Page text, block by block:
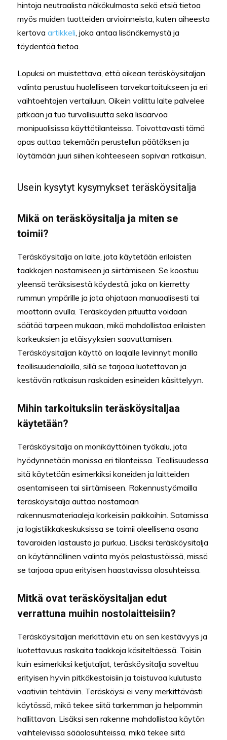
hintoja neutraalista näkökulmasta sekä etsiä tietoa
myös muiden tuotteiden arvioinneista, kuten aiheesta
kertova artikkeli , joka antaa lisänäkemystä ja
täydentää tietoa.
Lopuksi on muistettava, että oikean teräsköysitaljan
valinta perustuu huolelliseen tarvekartoitukseen ja eri
vaihtoehtojen vertailuun. Oikein valittu laite palvelee
pitkään ja tuo turvallisuutta sekä lisäarvoa
monipuolisissa käyttötilanteissa. Toivottavasti tämä
opas auttaa tekemään perustellun päätöksen ja
löytämään juuri siihen kohteeseen sopivan ratkaisun.
Usein kysytyt kysymykset teräsköysitalja
Mikä on teräsköysitalja ja miten se
toimii?
Teräsköysitalja on laite, jota käytetään erilaisten
taakkojen nostamiseen ja siirtämiseen. Se koostuu
yleensä teräksisestä köydestä, joka on kierretty
rummun ympärille ja jota ohjataan manuaalisesti tai
moottorin avulla. Teräsköyden pituutta voidaan
säätää tarpeen mukaan, mikä mahdollistaa erilaisten
korkeuksien ja etäisyyksien saavuttamisen.
Teräsköysitaljan käyttö on laajalle levinnyt monilla
teollisuudenaloilla, sillä se tarjoaa luotettavan ja
kestävän ratkaisun raskaiden esineiden käsittelyyn.
Mihin tarkoituksiin teräsköysitaljaa
käytetään?
Teräsköysitalja on monikäyttöinen työkalu, jota
hyödynnetään monissa eri tilanteissa. Teollisuudessa
sitä käytetään esimerkiksi koneiden ja laitteiden
asentamiseen tai siirtämiseen. Rakennustyömailla
teräsköysitalja auttaa nostamaan
rakennusmateriaaleja korkeisiin paikkoihin. Satamissa
ja logistiikkakeskuksissa se toimii oleellisena osana
tavaroiden lastausta ja purkua. Lisäksi teräsköysitalja
on käytännöllinen valinta myös pelastustöissä, missä
se tarjoaa apua erityisen haastavissa olosuhteissa.
Mitkä ovat teräsköysitaljan edut
verrattuna muihin nostolaitteisiin?
Teräsköysitaljan merkittävin etu on sen kestävyys ja
luotettavuus raskaita taakkoja käsiteltäessä. Toisin
kuin esimerkiksi ketjutaljat, teräsköysitalja soveltuu
erityisen hyvin pitkäkestoisiin ja toistuvaa kulutusta
vaativiin tehtäviin. Teräsköysi ei veny merkittävästi
käytössä, mikä tekee siitä tarkemman ja helpommin
hallittavan. Lisäksi sen rakenne mahdollistaa käytön
vaihtelevissa sääolosuhteissa, mikä tekee siitä